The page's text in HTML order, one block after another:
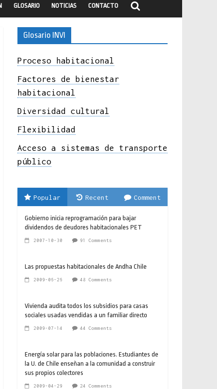
GLOSARIO NOTICIAS CONTACTO
Glosario INVI
Proceso habitacional
Factores de bienestar
habitacional
Diversidad cultural
Flexibilidad
Acceso a sistemas de transporte
público
Popular Recent Comment
Gobierno inicia reprogramación para bajar
dividendos de deudores habitacionales PET
2007-10-30 91 Comments
Las propuestas habitacionales de Andha Chile
2009-06-26 48 Comments
Vivienda audita todos los subsidios para casas
sociales usadas vendidas a un familiar directo
2009-07-14 44 Comments
Energía solar para las poblaciones. Estudiantes de
la U. de Chile enseñan a la comunidad a construir
sus propios colectores
2009-04-29 24 Comments